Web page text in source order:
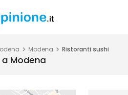
Modena Ristoranti sushi
Modena